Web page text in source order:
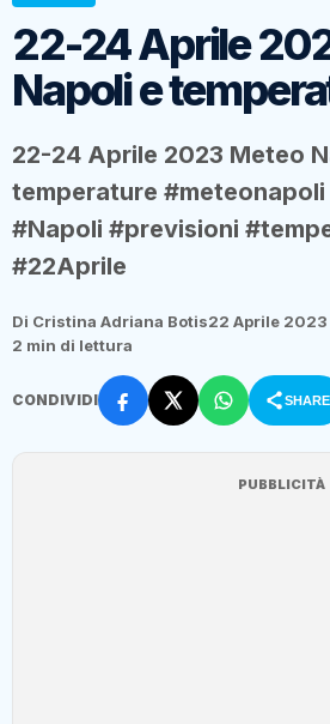
22-24 Aprile
Napoli e
22-24 Aprile 2023 Meteo
temperature
#Napoli #previsioni
#22Aprile
Di Cristina Adriana Botis22 Aprile
2 min di lettura
CONDIVIDI SHARE
PUBBLICITÀ